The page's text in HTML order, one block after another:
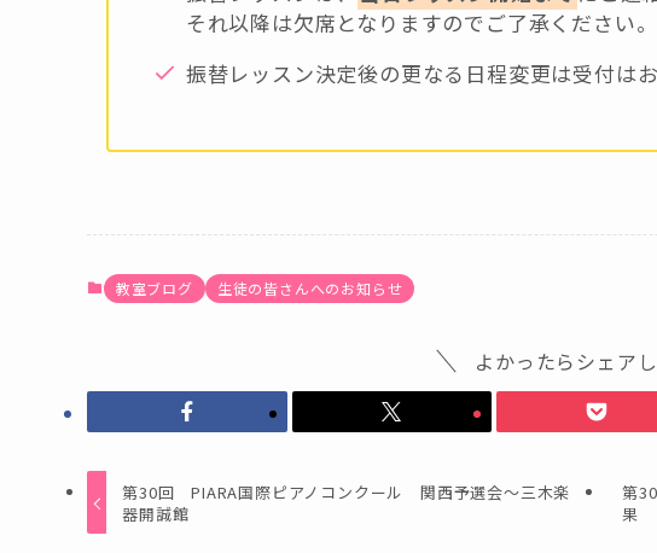
それ以降は欠席となりますのでご了承ください。
振替レッスン決定後の更なる日程変更は受付はお
教室ブログ 生徒の皆さんへのお知らせ
よかったらシェアし
第30回 PIARA国際ピアノコンクール 関西予選会～三木楽
器開誠館
第
果